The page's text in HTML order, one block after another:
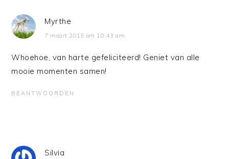
Myrthe
7 maart 2015 om 10:43 am
Whoehoe, van harte gefeliciteerd! Geniet van alle
mooie momenten samen!
BEANTWOORDEN
Silvia